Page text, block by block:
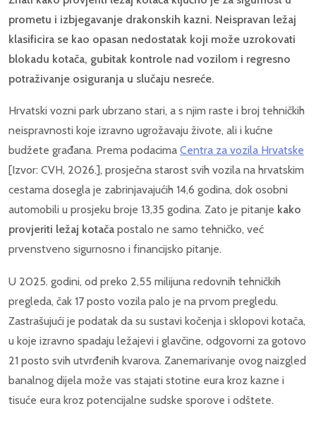
prometu i izbjegavanje drakonskih kazni. Neispravan ležaj
klasificira se kao opasan nedostatak koji može uzrokovati
blokadu kotača, gubitak kontrole nad vozilom i regresno
potraživanje osiguranja u slučaju nesreće.
Hrvatski vozni park ubrzano stari, a s njim raste i broj tehničkih
neispravnosti koje izravno ugrožavaju živote, ali i kućne
budžete građana. Prema podacima Centra za vozila Hrvatske
[Izvor: CVH, 2026.], prosječna starost svih vozila na hrvatskim
cestama dosegla je zabrinjavajućih 14,6 godina, dok osobni
automobili u prosjeku broje 13,35 godina. Zato je pitanje kako
provjeriti ležaj kotača postalo ne samo tehničko, već
prvenstveno sigurnosno i financijsko pitanje.
U 2025. godini, od preko 2,55 milijuna redovnih tehničkih
pregleda, čak 17 posto vozila palo je na prvom pregledu.
Zastrašujući je podatak da su sustavi kočenja i sklopovi kotača,
u koje izravno spadaju ležajevi i glavčine, odgovorni za gotovo
21 posto svih utvrđenih kvarova. Zanemarivanje ovog naizgled
banalnog dijela može vas stajati stotine eura kroz kazne i
tisuće eura kroz potencijalne sudske sporove i odštete.